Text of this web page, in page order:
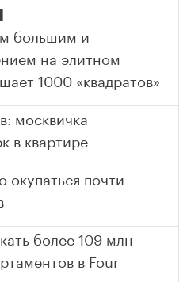
большим и
на элитном
1000 «квадратов»
москвичка
в квартире
окупаться почти
более 109 млн
в Four